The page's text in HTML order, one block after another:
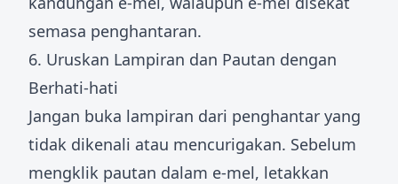
semasa penghantaran.
6. Uruskan Lampiran dan Pautan dengan
Berhati-hati
Jangan buka lampiran dari penghantar yang
tidak dikenali atau mencurigakan. Sebelum
mengklik pautan dalam e-mel, letakkan